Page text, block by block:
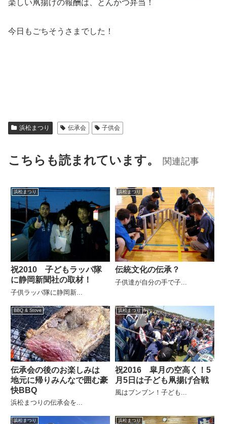
楽しい凧揚げの報酬は、とんかつ弁当！
今日もごちそうさまでした！
浜松まつり 伝承会 子供会
こちらも読まれています。 関連記事
浜松まつり
祝2010 子どもラッパ隊
に静岡新聞社の取材！
子供ラッパ隊に静岡新...
浜松まつり
伝統文化の伝承？
子供達が自分の手で子...
BBQ & Stove
伝承会の後のお楽しみは
地元に帰りみんなで囲む豪
快BBQ
浜松まつりの伝承会を...
浜松まつり
祝2016 皐月の空高く！5
月5日は子ども凧揚げ合戦
風はブンブン！子ども...
浜松まつり 浜松まつり